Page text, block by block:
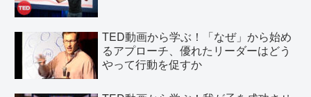
TED動画から学ぶ！「なぜ」から始め
るアプローチ、優れたリーダーはどう
やって行動を促すか